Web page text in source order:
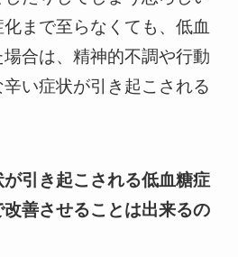
まで至らなくても、低血
合は、精神的不調や行動
い症状が引き起こされる
引き起こされる低血糖症
善させることは出来るの